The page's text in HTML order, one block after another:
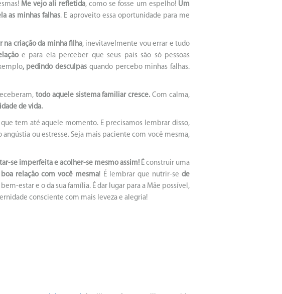
Me vejo ali refletida, como se fosse um espelho! Um
as minhas falhas. E aproveito essa oportunidade para me
na criação da minha filha, inevitavelmente vou errar e tudo
e para ela perceber que seus pais são só pessoas
, pedindo desculpas quando percebo minhas falhas.
todo aquele sistema familiar cresce. Com calma,
de vida.
tem até aquele momento. E precisamos lembrar disso,
angústia ou estresse. Seja mais paciente com você mesma,
se imperfeita e acolher-se mesmo assim! É construir uma
relação com você mesma! É lembrar que nutrir-sede
estar e o da sua família. É dar lugar para a Mãe possível,
consciente com mais leveza e alegria!